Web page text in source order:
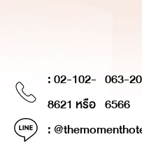
: 02-102-
8621 หรือ
063-
6566
: